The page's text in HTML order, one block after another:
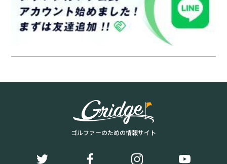
ゴルファーのための情報サイト